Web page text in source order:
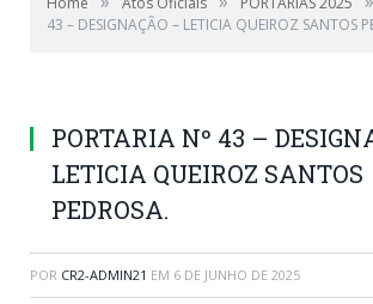
43 – DESIGNAÇÃO – LETICIA QUEIROZ SANTOS
PORTARIA Nº 43 –
LETICIA QUEIROZ SANTOS
PEDROSA.
POR CR2-ADMIN21 EM 6 DE JUNHO DE 2025